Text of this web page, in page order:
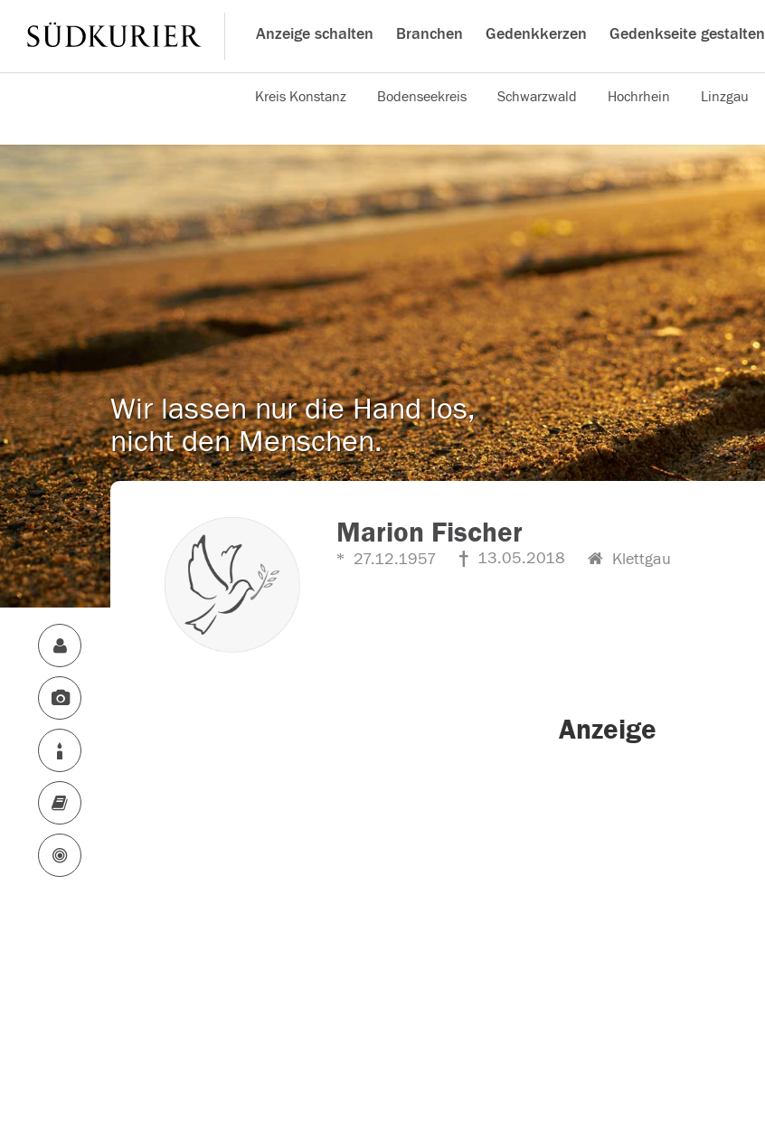
Anzeige schalten Branchen Gedenkkerzen Gedenkseite gestalten
Kreis Konstanz Bodenseekreis Schwarzwald Hochrhein Linzgau
Wir lassen nur die Hand los,
nicht den Menschen.
Marion Fischer
27.12.1957 13.05.2018 Klettgau
Anzeige